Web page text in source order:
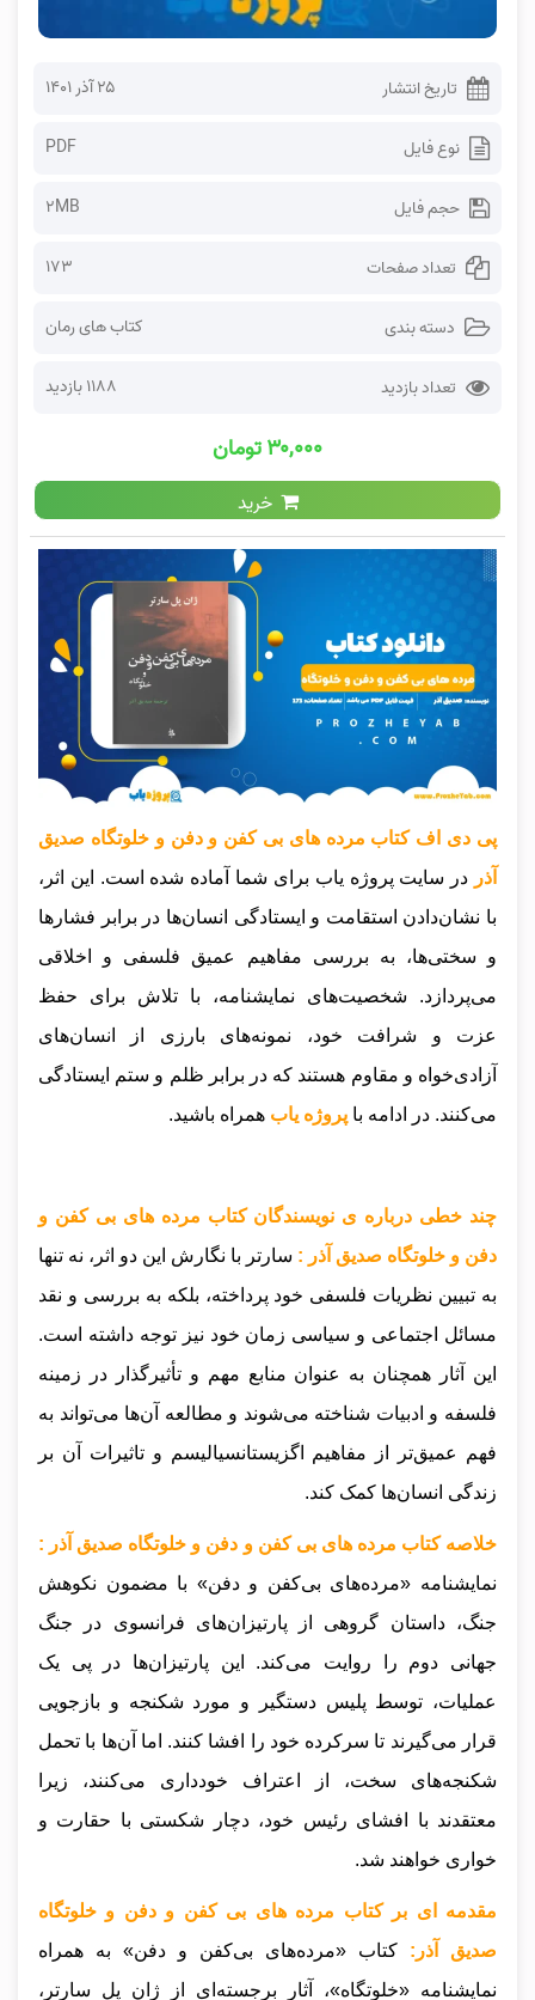
تاریخ انتشار ۲۵ آذر ۱۴۰۱
نوع فایل PDF
حجم فایل 2MB
تعداد صفحات 173
دسته بندی کتاب های رمان
تعداد بازدید 1188 بازدید
۳۰,۰۰۰ تومان
خرید
پی دی اف کتاب مرده های بی کفن و دفن و خلوتگاه صدیق
آذر در سایت پروژه یاب برای شما آماده شده است. این اثر،
با نشان‌دادن استقامت و ایستادگی انسان‌ها در برابر فشارها
و سختی‌ها، به بررسی مفاهیم عمیق فلسفی و اخلاقی
می‌پردازد. شخصیت‌های نمایشنامه، با تلاش برای حفظ
عزت و شرافت خود، نمونه‌های بارزی از انسان‌های
آزادی‌خواه و مقاوم هستند که در برابر ظلم و ستم ایستادگی
می‌کنند. در ادامه با پروژه یاب همراه باشید.
چند خطی درباره ی نویسندگان کتاب مرده های بی کفن و
دفن و خلوتگاه صدیق آذر : سارتر با نگارش این دو اثر، نه تنها
به تبیین نظریات فلسفی خود پرداخته، بلکه به بررسی و نقد
مسائل اجتماعی و سیاسی زمان خود نیز توجه داشته است.
این آثار همچنان به عنوان منابع مهم و تأثیرگذار در زمینه
فلسفه و ادبیات شناخته می‌شوند و مطالعه آن‌ها می‌تواند به
فهم عمیق‌تر از مفاهیم اگزیستانسیالیسم و تاثیرات آن بر
زندگی انسان‌ها کمک کند.
خلاصه کتاب مرده های بی کفن و دفن و خلوتگاه صدیق آذر :
نمایشنامه «مرده‌های بی‌کفن و دفن» با مضمون نکوهش
جنگ، داستان گروهی از پارتیزان‌های فرانسوی در جنگ
جهانی دوم را روایت می‌کند. این پارتیزان‌ها در پی یک
عملیات، توسط پلیس دستگیر و مورد شکنجه و بازجویی
قرار می‌گیرند تا سرکرده خود را افشا کنند. اما آن‌ها با تحمل
شکنجه‌های سخت، از اعتراف خودداری می‌کنند، زیرا
معتقدند با افشای رئیس خود، دچار شکستی با حقارت و
خواری خواهند شد.
مقدمه ای بر کتاب مرده های بی کفن و دفن و خلوتگاه
صدیق آذر: کتاب «مرده‌های بی‌کفن و دفن» به همراه
نمایشنامه «خلوتگاه»، آثار برجسته‌ای از ژان پل سارتر،